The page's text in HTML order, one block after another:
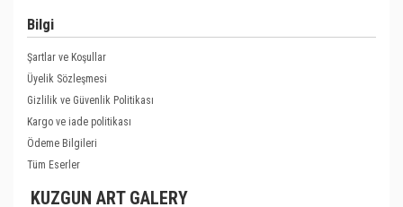
Bilgi
Şartlar ve Koşullar
Üyelik Sözleşmesi
Gizlilik ve Güvenlik Politikası
Kargo ve iade politikası
Ödeme Bilgileri
Tüm Eserler
KUZGUN ART GALERY